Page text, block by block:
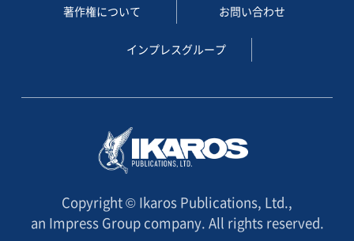
著作権について お問い合わせ
インプレスグループ
Copyright © Ikaros Publications, Ltd.,
an Impress Group company. All rights reserved.